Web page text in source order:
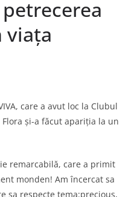
viața
care a avut loc la Clubul
și-a făcut apariția la un
remarcabilă, care a primit
monden! Am încercat sa
sa respecte tema:precious,